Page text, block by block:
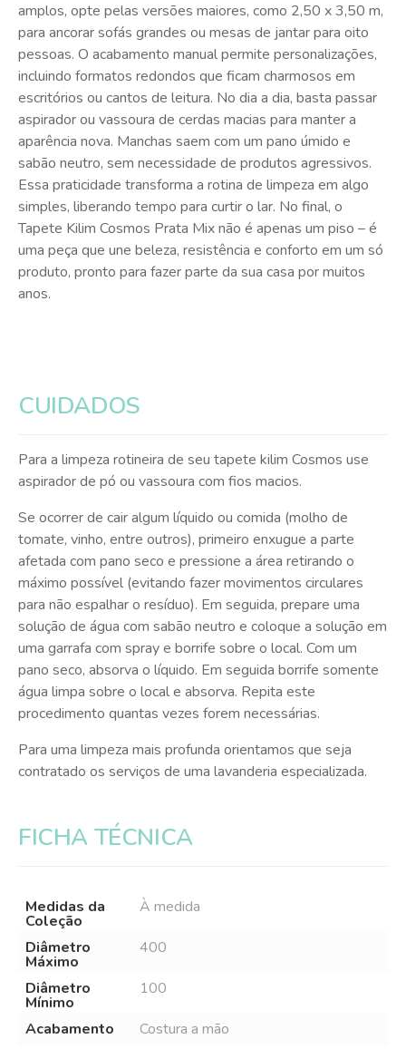
amplos, opte pelas versões maiores, como 2,50 x 3,50 m,
para ancorar sofás grandes ou mesas de jantar para oito
pessoas. O acabamento manual permite personalizações,
incluindo formatos redondos que ficam charmosos em
escritórios ou cantos de leitura. No dia a dia, basta passar
aspirador ou vassoura de cerdas macias para manter a
aparência nova. Manchas saem com um pano úmido e
sabão neutro, sem necessidade de produtos agressivos.
Essa praticidade transforma a rotina de limpeza em algo
simples, liberando tempo para curtir o lar. No final, o
Tapete Kilim Cosmos Prata Mix não é apenas um piso – é
uma peça que une beleza, resistência e conforto em um só
produto, pronto para fazer parte da sua casa por muitos
anos.
CUIDADOS
Para a limpeza rotineira de seu tapete kilim Cosmos use
aspirador de pó ou vassoura com fios macios.
Se ocorrer de cair algum líquido ou comida (molho de
tomate, vinho, entre outros), primeiro enxugue a parte
afetada com pano seco e pressione a área retirando o
máximo possível (evitando fazer movimentos circulares
para não espalhar o resíduo). Em seguida, prepare uma
solução de água com sabão neutro e coloque a solução em
uma garrafa com spray e borrife sobre o local. Com um
pano seco, absorva o líquido. Em seguida borrife somente
água limpa sobre o local e absorva. Repita este
procedimento quantas vezes forem necessárias.
Para uma limpeza mais profunda orientamos que seja
contratado os serviços de uma lavanderia especializada.
FICHA TÉCNICA
Medidas da
Coleção
À medida
Diâmetro
Máximo
400
Diâmetro
Mínimo
100
Acabamento Costura a mão